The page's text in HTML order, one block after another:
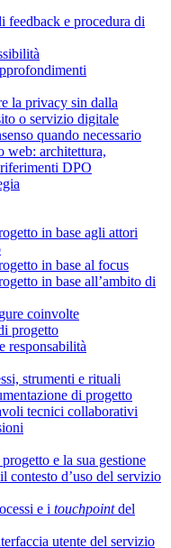
feedback e procedura di
la privacy sin dalla
o servizio digitale
quando necessario
web: architettura,
DPO
in base agli attori
in base al focus
in base all’ambito di
coinvolte
progetto
responsabilità
strumenti e rituali
di progetto
tecnici collaborativi
e la sua gestione
contesto d’uso del servizio
e i touchpointdel
utente del servizio